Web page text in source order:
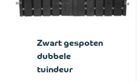
Zwart gespoten
dubbele
tuindeur